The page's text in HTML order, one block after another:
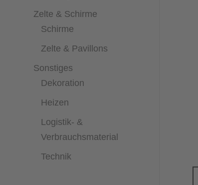
Zelte & Schirme
Schirme
Zelte & Pavillons
Sonstiges
Dekoration
Heizen
Logistik- &
Verbrauchsmaterial
Technik